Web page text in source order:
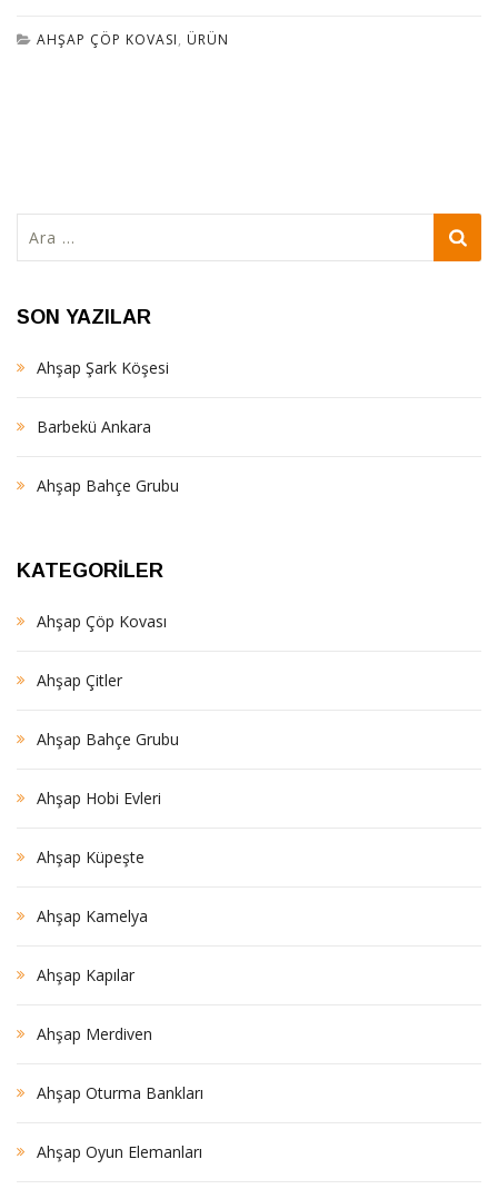
AHŞAP ÇÖP KOVASI, ÜRÜN
SON YAZILAR
Ahşap Şark Köşesi
Barbekü Ankara
Ahşap Bahçe Grubu
KATEGORILER
Ahşap Çöp Kovası
Ahşap Çitler
Ahşap Bahçe Grubu
Ahşap Hobi Evleri
Ahşap Küpeşte
Ahşap Kamelya
Ahşap Kapılar
Ahşap Merdiven
Ahşap Oturma Bankları
Ahşap Oyun Elemanları